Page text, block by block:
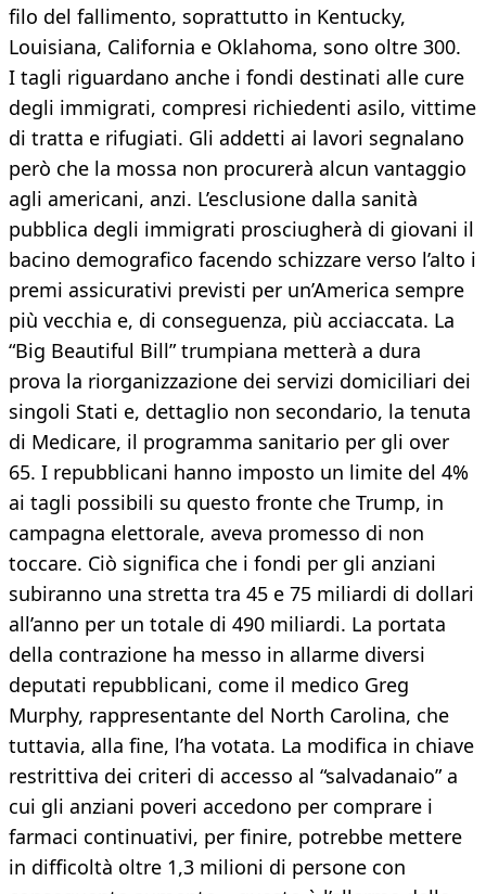
filo del fallimento, soprattutto in Kentucky,
Louisiana, California e Oklahoma, sono oltre 300.
I tagli riguardano anche i fondi destinati alle cure
degli immigrati, compresi richiedenti asilo, vittime
di tratta e rifugiati. Gli addetti ai lavori segnalano
però che la mossa non procurerà alcun vantaggio
agli americani, anzi. L’esclusione dalla sanità
pubblica degli immigrati prosciugherà di giovani il
bacino demografico facendo schizzare verso l’alto i
premi assicurativi previsti per un’America sempre
più vecchia e, di conseguenza, più acciaccata. La
“Big Beautiful Bill” trumpiana metterà a dura
prova la riorganizzazione dei servizi domiciliari dei
singoli Stati e, dettaglio non secondario, la tenuta
di Medicare, il programma sanitario per gli over
65. I repubblicani hanno imposto un limite del 4%
ai tagli possibili su questo fronte che Trump, in
campagna elettorale, aveva promesso di non
toccare. Ciò significa che i fondi per gli anziani
subiranno una stretta tra 45 e 75 miliardi di dollari
all’anno per un totale di 490 miliardi. La portata
della contrazione ha messo in allarme diversi
deputati repubblicani, come il medico Greg
Murphy, rappresentante del North Carolina, che
tuttavia, alla fine, l’ha votata. La modifica in chiave
restrittiva dei criteri di accesso al “salvadanaio” a
cui gli anziani poveri accedono per comprare i
farmaci continuativi, per finire, potrebbe mettere
in difficoltà oltre 1,3 milioni di persone con